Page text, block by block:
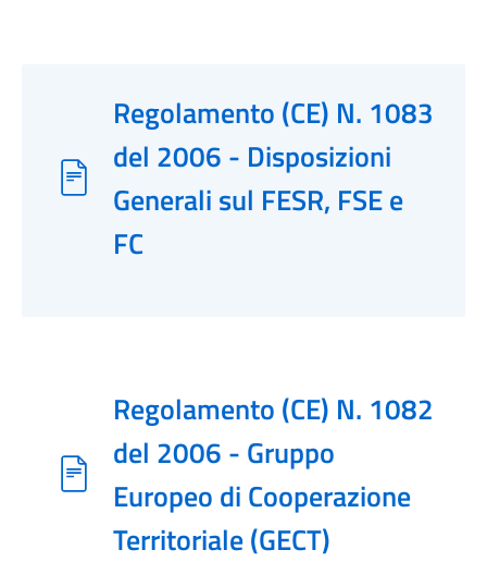
Regolamento (CE) N. 1083
del 2006 - Disposizioni
Generali sul FESR, FSE e
FC
Regolamento (CE) N. 1082
del 2006 - Gruppo
Europeo di Cooperazione
Territoriale (GECT)